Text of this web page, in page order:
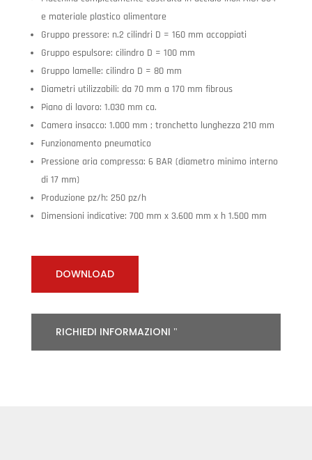
e materiale plastico alimentare
Gruppo pressore: n.2 cilindri D = 160 mm accoppiati
Gruppo espulsore: cilindro D = 100 mm
Gruppo lamelle: cilindro D = 80 mm
Diametri utilizzabili: da 70 mm a 170 mm fibrous
Piano di lavoro: 1.030 mm ca.
Camera insacco: 1.000 mm ; tronchetto lunghezza 210 mm
Funzionamento pneumatico
Pressione aria compressa: 6 BAR (diametro minimo interno
di 17 mm)
Produzione pz/h: 250 pz/h
Dimensioni indicative: 700 mm x 3.600 mm x h 1.500 mm
DOWNLOAD
RICHIEDI INFORMAZIONI